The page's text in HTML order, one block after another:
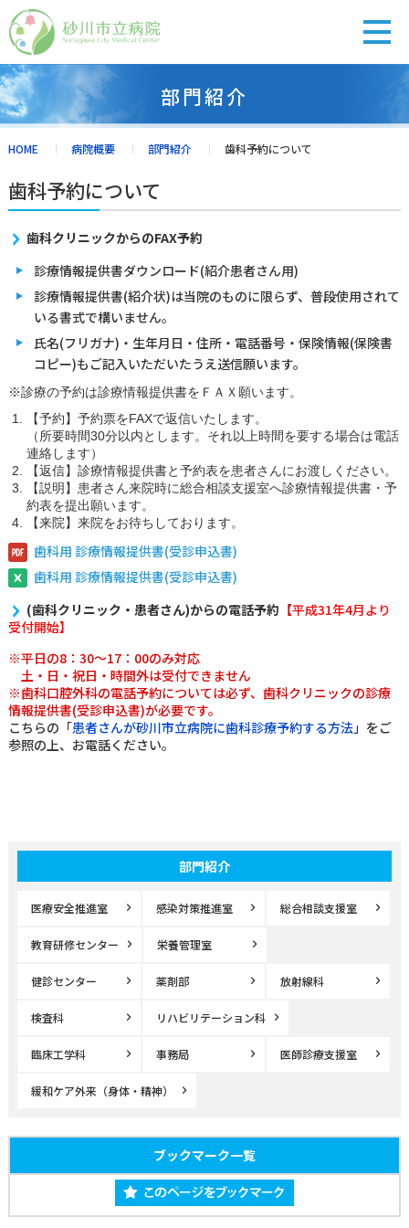
診療担当医表
休診・代診 アクセス
外来のご案内
入院・面会
健診・人間ドック
診療科紹介
部門紹介
病院概要
看護部
部門紹介
部門紹介
医療安全推進室 感染対策推進室 総合相談支援室
教育研修センター 栄養管理室
健診センター 薬剤部 放射線科
検査科 リハビリテーション科
臨床工学科 事務局 医師診療支援室
緩和ケア外来（身体・精神）
ブックマーク一覧
HOME 病院概要 部門紹介 歯科予約について
歯科予約について
歯科クリニックからのFAX予約
診療情報提供書ダウンロード(紹介患者さん用)
診療情報提供書(紹介状)は当院のものに限らず、普段使用されて
いる書式で構いません。
氏名(フリガナ)・生年月日・住所・電話番号・保険情報(保険書
コピー)もご記入いただいたうえ送信願います。
※診療の予約は診療情報提供書をＦＡＸ願います。
【予約】予約票をFAXで返信いたします。
（所要時間30分以内とします。それ以上時間を要する場合は電話
連絡します）
【返信】診療情報提供書と予約表を患者さんにお渡しください。
【説明】患者さん来院時に総合相談支援室へ診療情報提供書・予
約表を提出願います。
【来院】来院をお待ちしております。
歯科用 診療情報提供書(受診申込書)
歯科用 診療情報提供書(受診申込書)
(歯科クリニック・患者さん)からの電話予約 【平成31年4月より
受付開始】
※平日の8：30～17：00のみ対応
土・日・祝日・時間外は受付できません
※歯科口腔外科の電話予約については必ず、歯科クリニックの診療
情報提供書(受診申込書)が必要です。
こちらの「患者さんが砂川市立病院に歯科診療予約する方法」をご
参照の上、お電話ください。